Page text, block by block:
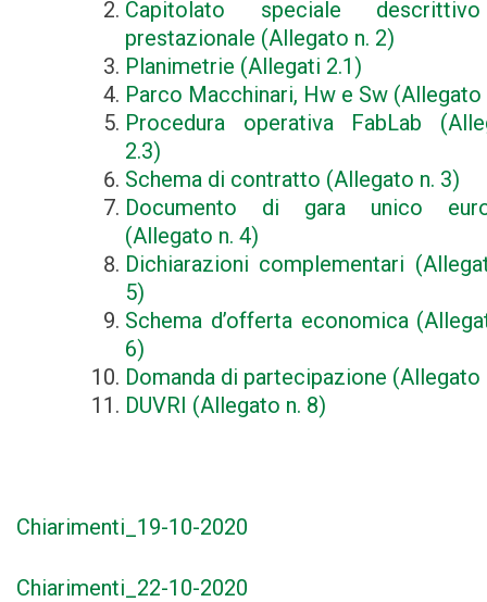
Capitolato speciale
prestazionale (Allegato n. 2)
Planimetrie (Allegati 2.1)
Parco Macchinari, Hw e Sw (Allegato
Procedura operativa FabLab
2.3)
Schema di contratto (Allegato n. 3)
Documento di gara unico
(Allegato n. 4)
Dichiarazioni complementari
5)
Schema d’offerta economica
6)
Domanda di partecipazione (Allegato
DUVRI (Allegato n. 8)
Chiarimenti_19-10-2020
Chiarimenti_22-10-2020